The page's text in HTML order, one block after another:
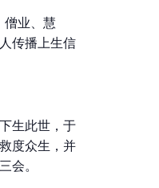
僧业、慧
传播上生信
生此世，于
度众生，并
会。